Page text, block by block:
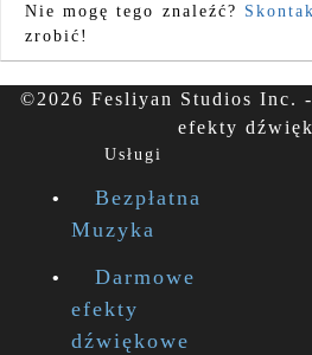
Nie mogę tego znaleźć?
zrobić!
©2026 Fesliyan Studios Inc. -
efekty
Usługi
Bezpłatna
Muzyka
Darmowe
efekty
dźwiękowe